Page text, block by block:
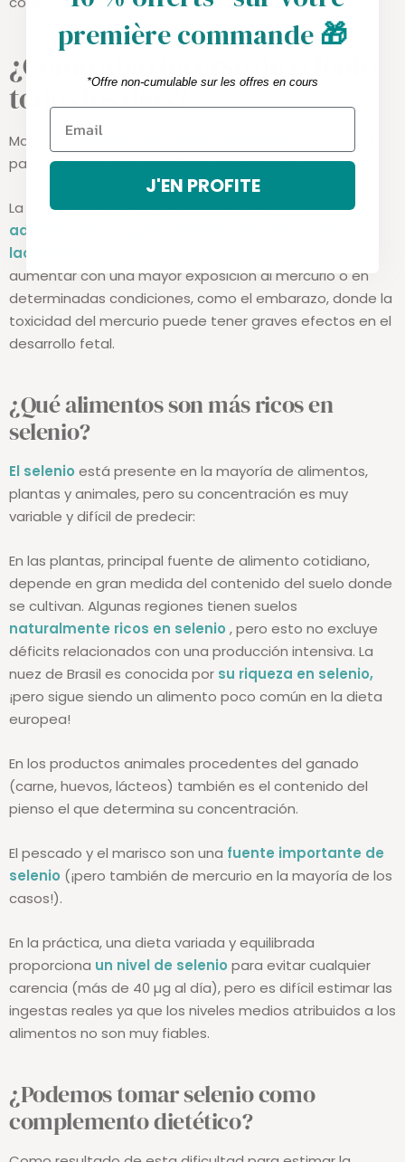
¿Cómo abastecerse de selenio
todos los días?
Mantenerniveles adecuados de selenio
para preservar sus beneficios protectores.
La ingesta diaria recomendada es de70 mcg para
adultos
lactancia
aumentar con una mayor exposición al mercurio o en
determinadas condiciones, como el embarazo, donde la
toxicidad del mercurio puede tener graves efectos en el
desarrollo fetal.
¿Qué alimentos son más ricos en
selenio?
El selenio está presente en la mayoría de alimentos,
plantas y animales, pero su concentración es muy
variable y difícil de predecir:
En las plantas, principal fuente de alimento cotidiano,
depende en gran medida del contenido del suelo donde
se cultivan. Algunas regiones tienen suelos
naturalmente ricos en selenio , pero esto no excluye
déficits relacionados con una producción intensiva. La
nuez de Brasil es conocida por su riqueza en selenio,
¡pero sigue siendo un alimento poco común en la dieta
europea!
En los productos animales procedentes del ganado
(carne, huevos, lácteos) también es el contenido del
pienso el que determina su concentración.
El pescado y el marisco son una fuente importante de
selenio (¡pero también de mercurio en la mayoría de los
casos!).
En la práctica, una dieta variada y equilibrada
proporciona un nivel de selenio para evitar cualquier
carencia (más de 40 µg al día), pero es difícil estimar las
ingestas reales ya que los niveles medios atribuidos a los
alimentos no son muy fiables.
¿Podemos tomar selenio como
complemento dietético?
première commande🎁
*Offre non-cumulable sur les offres en cours
J'EN PROFITE